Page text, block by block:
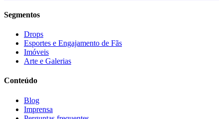
Segmentos
Drops
Esportes e Engajamento de Fãs
Imóveis
Arte e Galerias
Conteúdo
Blog
Imprensa